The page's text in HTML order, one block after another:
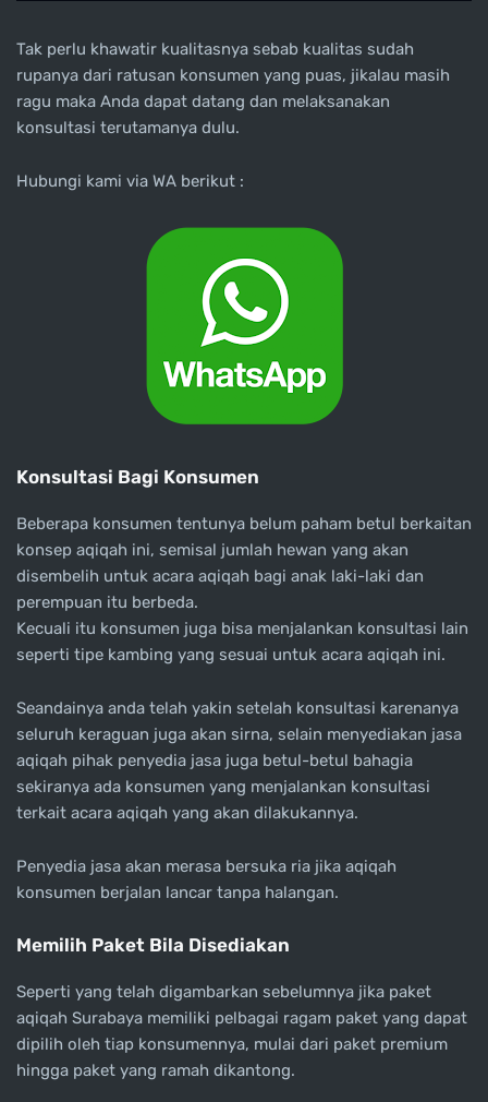
Tak perlu khawatir kualitasnya sebab kualitas sudah
rupanya dari ratusan konsumen yang puas, jikalau masih
ragu maka Anda dapat datang dan melaksanakan
konsultasi terutamanya dulu.
Hubungi kami via WA berikut :
Konsultasi Bagi Konsumen
Beberapa konsumen tentunya belum paham betul berkaitan
konsep aqiqah ini, semisal jumlah hewan yang akan
disembelih untuk acara aqiqah bagi anak laki-laki dan
perempuan itu berbeda.
Kecuali itu konsumen juga bisa menjalankan konsultasi lain
seperti tipe kambing yang sesuai untuk acara aqiqah ini.
Seandainya anda telah yakin setelah konsultasi karenanya
seluruh keraguan juga akan sirna, selain menyediakan jasa
aqiqah pihak penyedia jasa juga betul-betul bahagia
sekiranya ada konsumen yang menjalankan konsultasi
terkait acara aqiqah yang akan dilakukannya.
Penyedia jasa akan merasa bersuka ria jika aqiqah
konsumen berjalan lancar tanpa halangan.
Memilih Paket Bila Disediakan
Seperti yang telah digambarkan sebelumnya jika paket
aqiqah Surabaya memiliki pelbagai ragam paket yang dapat
dipilih oleh tiap konsumennya, mulai dari paket premium
hingga paket yang ramah dikantong.